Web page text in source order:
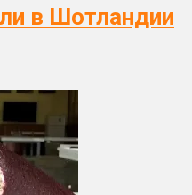
в Шотландии